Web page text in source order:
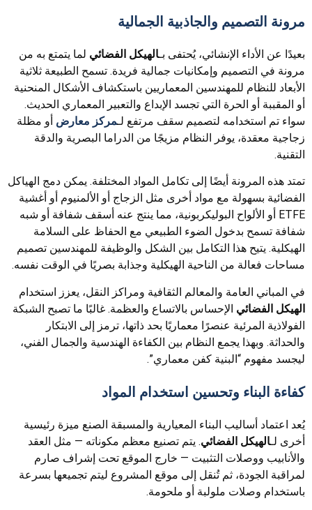
مرونة التصميم والجاذبية الجمالية
بعيدًا عن الأداء الإنشائي، يُحتفى بـالهيكل الفضائي لما يتمتع به من
مرونة في التصميم وإمكانيات جمالية فريدة. تسمح الطبيعة ثلاثية
الأبعاد للنظام للمهندسين المعماريين باستكشاف الأشكال المنحنية
أو المقببة أو الحرة التي تجسد الإبداع والتعبير المعماري الحديث.
سواء تم استخدامه لتصميم سقف مرتفع لـمركز معارض أو مظلة
زجاجية معقدة، يوفر النظام مزيجًا من الدراما البصرية والدقة
التقنية.
تمتد هذه المرونة أيضًا إلى تكامل المواد المختلفة. يمكن دمج الهياكل
الفضائية بسهولة مع مواد أخرى مثل الزجاج أو الألمنيوم أو أغشية
ETFE أو الألواح البوليكربونية، مما ينتج عنه أسقف شفافة أو شبه
شفافة تسمح بدخول الضوء الطبيعي مع الحفاظ على السلامة
الهيكلية. يتيح هذا التكامل بين الشكل والوظيفة للمهندسين تصميم
مساحات فعالة من الناحية الهيكلية وجذابة بصريًا في الوقت نفسه.
في المباني العامة والمعالم الثقافية ومراكز النقل، يعزز استخدام
الهيكل الفضائي الإحساس بالاتساع والعظمة. غالبًا ما تصبح الشبكة
الفولاذية المرئية عنصرًا معماريًا بحد ذاتها، ترمز إلى الابتكار
والحداثة. وبهذا يجمع النظام بين الكفاءة الهندسية والجمال الفني،
ليجسد مفهوم “البنية كفن معماري”.
كفاءة البناء وتحسين استخدام المواد
يُعد اعتماد أساليب البناء المعيارية والمسبقة الصنع ميزة رئيسية
أخرى لـالهيكل الفضائي. يتم تصنيع معظم مكوناته — مثل العقد
والأنابيب ووصلات التثبيت — خارج الموقع تحت إشراف صارم
لمراقبة الجودة، ثم تُنقل إلى موقع المشروع ليتم تجميعها بسرعة
باستخدام وصلات ملولبة أو ملحومة.